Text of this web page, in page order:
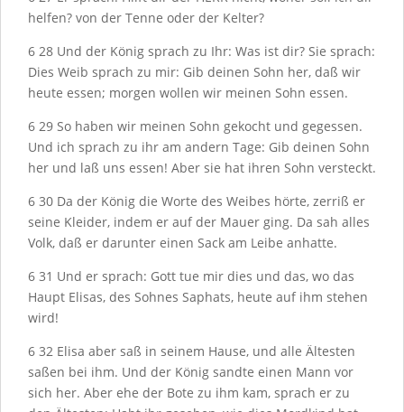
helfen? von der Tenne oder der Kelter?
6 28 Und der König sprach zu Ihr: Was ist dir? Sie sprach:
Dies Weib sprach zu mir: Gib deinen Sohn her, daß wir
heute essen; morgen wollen wir meinen Sohn essen.
6 29 So haben wir meinen Sohn gekocht und gegessen.
Und ich sprach zu ihr am andern Tage: Gib deinen Sohn
her und laß uns essen! Aber sie hat ihren Sohn versteckt.
6 30 Da der König die Worte des Weibes hörte, zerriß er
seine Kleider, indem er auf der Mauer ging. Da sah alles
Volk, daß er darunter einen Sack am Leibe anhatte.
6 31 Und er sprach: Gott tue mir dies und das, wo das
Haupt Elisas, des Sohnes Saphats, heute auf ihm stehen
wird!
6 32 Elisa aber saß in seinem Hause, und alle Ältesten
saßen bei ihm. Und der König sandte einen Mann vor
sich her. Aber ehe der Bote zu ihm kam, sprach er zu